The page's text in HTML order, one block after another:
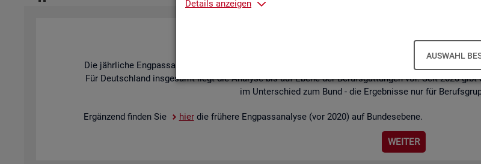
Details anzeigen
AUSWAHL
Fach­kräf­te­eng­pass­ana­ly­se (inkl.
Die jähr­li­che Eng­pass­ana­ly­se der BA stellt dar, in wel­chen Be­ru­fen die Be­set­zung von
Für Deutsch­land ins­ge­samt liegt die Ana­ly­se bis auf Ebene der Be­rufs­gat­tun­gen vor. Seit 2020
im Un­ter­schied zum Bund - die Er­geb­nis­se nur für
Er­gän­zend fin­den Sie hierdie frü­he­re Eng­pass­ana­ly­se (vor 2020) auf Bun­des­ebe­ne.
WEI­TER